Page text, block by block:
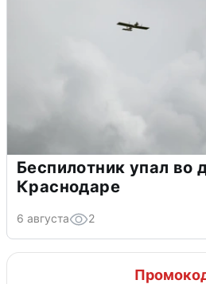
Беспилотник упал во
Краснодаре
6 августа 2